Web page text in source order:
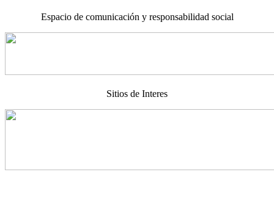
Espacio de comunicación y responsabilidad social
Sitios de Interes